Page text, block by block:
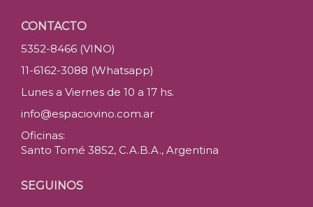
CONTACTO
5352-8466 (VINO)
11-6162-3088 (Whatsapp)
Lunes a Viernes de 10 a 17 hs.
info@espaciovino.com.ar
Oficinas:
Santo Tomé 3852, C.A.B.A., Argentina
SEGUINOS